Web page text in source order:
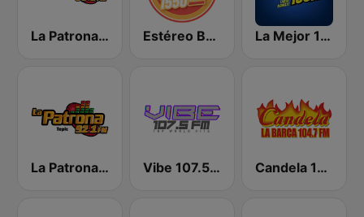
La Patrona FM Puerto Vallarta Estéreo Baja 1550 AM Tijuana La Mejor 103.3 FM
La Patrona FM Tepic Vibe 107.5 FM Candela 104.7 - La Barca